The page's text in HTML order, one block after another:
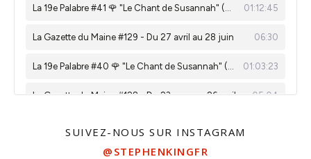
SUIVEZ-NOUS SUR INSTAGRAM
@STEPHENKINGFR